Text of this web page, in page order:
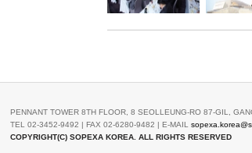
PENNANT TOWER 8TH FLOOR, 8 SEOLLEUNG-RO 87-GIL,
TEL 02-3452-9492 | FAX 02-6280-9482 | E-MAIL
COPYRIGHT(C) SOPEXA KOREA. ALL RIGHTS RESERVED